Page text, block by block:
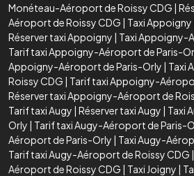
Monéteau-Aéroport de Roissy CDG |
Aéroport de Roissy CDG | Taxi Appoigny
Réserver taxi Appoigny | Taxi Appoigny-
Tarif taxi Appoigny-Aéroport de Paris-
Appoigny-Aéroport de Paris-Orly | Taxi
Roissy CDG | Tarif taxi Appoigny-
Réserver taxi Appoigny-Aéroport de
Tarif taxi Augy | Réserver taxi Augy | Taxi
Orly | Tarif taxi Augy-Aéroport de Paris-
Aéroport de Paris-Orly | Taxi Augy-
Tarif taxi Augy-Aéroport de Roissy CDG |
Aéroport de Roissy CDG | Taxi Joigny |